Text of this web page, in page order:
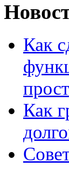
Как
Как